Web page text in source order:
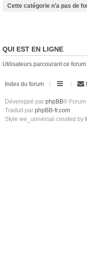
Cette catégorie n’a pas de
QUI EST EN LIGNE
Utilisateurs parcourant ce
Index du forum
Développé par phpBB® Forum
Traduit par phpBB-fr.com
Style we_universal created by